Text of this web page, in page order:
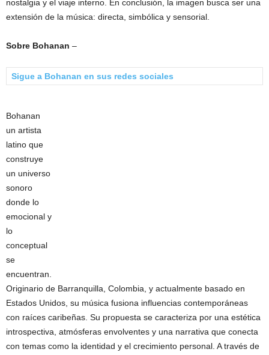
nostalgia y el viaje interno. En conclusión, la imagen busca ser una
extensión de la música: directa, simbólica y sensorial.
Sobre Bohanan –
Sigue a Bohanan en sus redes sociales
Bohanan
un artista
latino que
construye
un universo
sonoro
donde lo
emocional y
lo
conceptual
se
encuentran.
Originario de Barranquilla, Colombia, y actualmente basado en
Estados Unidos, su música fusiona influencias contemporáneas
con raíces caribeñas. Su propuesta se caracteriza por una estética
introspectiva, atmósferas envolventes y una narrativa que conecta
con temas como la identidad y el crecimiento personal. A través de